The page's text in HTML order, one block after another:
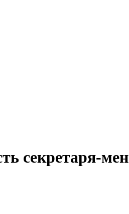
секретаря-